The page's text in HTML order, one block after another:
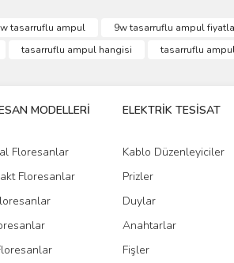
Bu
olmalı.
tasarruflu ampul 9w tasarruflu ampul
tasarruflu ampul hangisi tasarruflu
MODELLERİ
Floresanlar
Floresanlar
ELEKTRİK TESİSAT
Kablo Düzenleyiciler
Prizler
Duylar
Anahtarlar
Fişler